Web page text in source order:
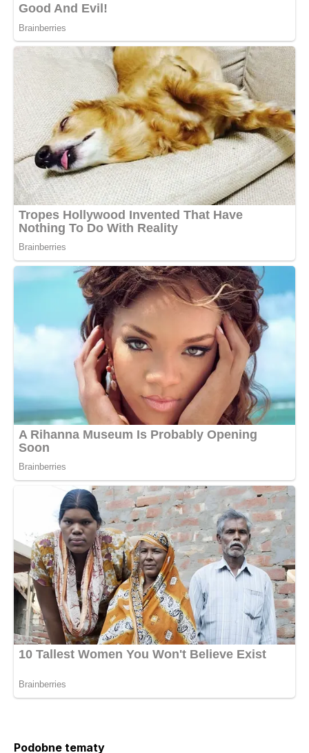
Podobne tematy